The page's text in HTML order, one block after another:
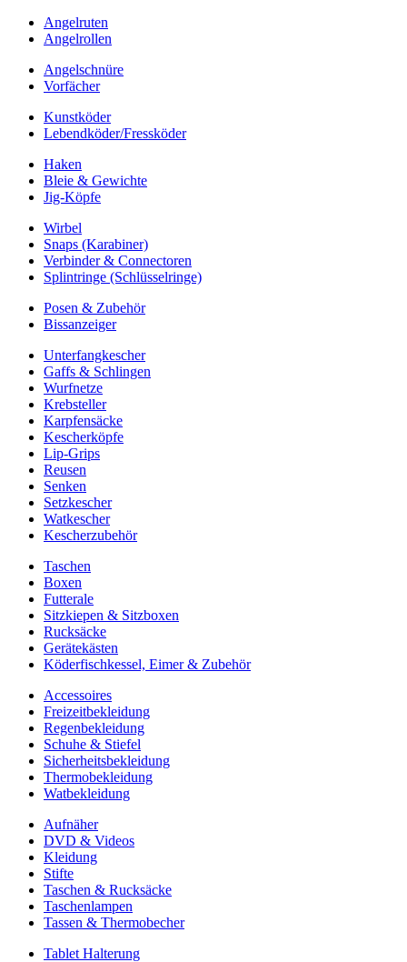
Angelruten
Angelrollen
Angelschnüre
Vorfächer
Kunstköder
Lebendköder/Fressköder
Haken
Bleie & Gewichte
Jig-Köpfe
Wirbel
Snaps (Karabiner)
Verbinder & Connectoren
Splintringe (Schlüsselringe)
Posen & Zubehör
Bissanzeiger
Unterfangkescher
Gaffs & Schlingen
Wurfnetze
Krebsteller
Karpfensäcke
Kescherköpfe
Lip-Grips
Reusen
Senken
Setzkescher
Watkescher
Kescherzubehör
Taschen
Boxen
Futterale
Sitzkiepen & Sitzboxen
Rucksäcke
Gerätekästen
Köderfischkessel, Eimer & Zubehör
Accessoires
Freizeitbekleidung
Regenbekleidung
Schuhe & Stiefel
Sicherheitsbekleidung
Thermobekleidung
Watbekleidung
Aufnäher
DVD & Videos
Kleidung
Stifte
Taschen & Rucksäcke
Taschenlampen
Tassen & Thermobecher
Tablet Halterung